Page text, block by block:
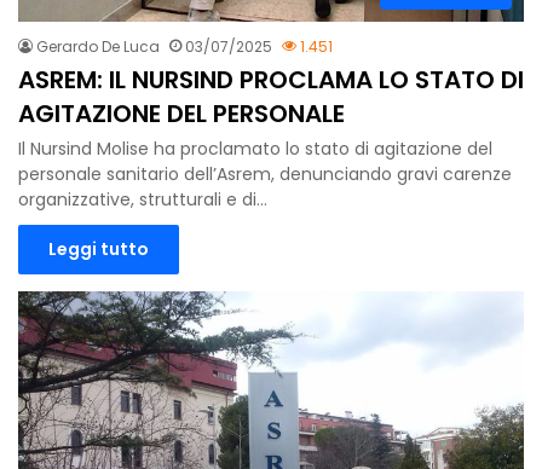
Gerardo De Luca 03/07/2025 1.451
ASREM: IL NURSIND PROCLAMA LO STATO DI
AGITAZIONE DEL PERSONALE
Il Nursind Molise ha proclamato lo stato di agitazione del
personale sanitario dell’Asrem, denunciando gravi carenze
organizzative, strutturali e di…
Leggi tutto